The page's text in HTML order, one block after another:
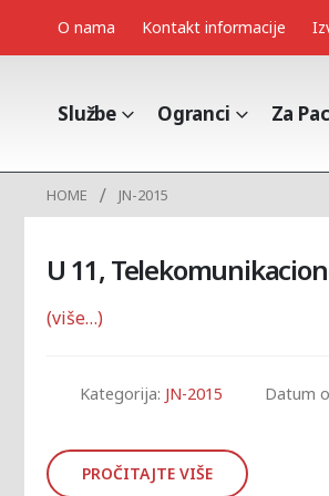
O nama Kontakt informacije
Službe Ogranci Za
HOME JN-2015
U 11,
(više…)
Kategorija: JN-2015 Datum
PROČITAJTE VIŠE